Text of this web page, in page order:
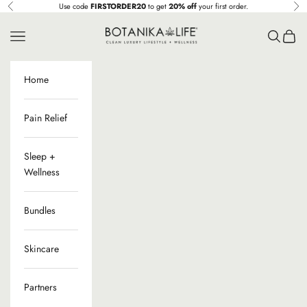
Ir al contenido
Anterior Use codeFIRSTORDER20to get20% offyour first order.
Botanika Life
Menú Buscar
Cesta
Home
Pain Relief
Sleep +
Wellness
Bundles
Skincare
Partners